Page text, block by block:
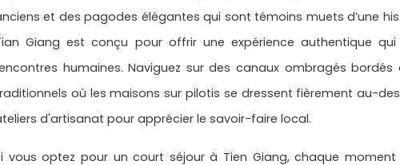
et des pagodes élégantes qui sont témoins muets d’une
Giang est conçu pour offrir une expérience authentique
humaines. Naviguez sur des canaux ombragés bordés
où les maisons sur pilotis se dressent fièrement au-
d'artisanat pour apprécier le savoir-faire local.
vous optez pour un court séjour à Tien Giang, chaque